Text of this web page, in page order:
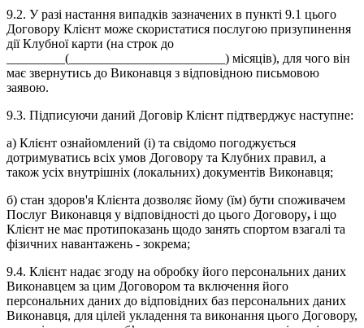
9.2. У разі настання випадків зазначених в пункті 9.1 цього
Договору Клієнт може скористатися послугою призупинення
дії Клубної карти (на строк до
_________(________________________) місяців), для чого він
має звернутись до Виконавця з відповідною письмовою
заявою.
9.3. Підписуючи даний Договір Клієнт підтверджує наступне:
а) Клієнт ознайомлений (і) та свідомо погоджується
дотримуватись всіх умов Договору та Клубних правил, а
також усіх внутрішніх (локальних) документів Виконавця;
б) стан здоров'я Клієнта дозволяє йому (їм) бути споживачем
Послуг Виконавця у відповідності до цього Договору, і що
Клієнт не має протипоказань щодо занять спортом взагалі та
фізичних навантажень - зокрема;
9.4. Клієнт надає згоду на обробку його персональних даних
Виконавцем за цим Договором та включення його
персональних даних до відповідних баз персональних даних
Виконавця, для цілей укладення та виконання цього Договору,